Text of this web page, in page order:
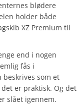
blødere
holder både
XZ Premium til
end i nogen
fås i
beskrives som et
er praktisk. Og det
slået igennem.